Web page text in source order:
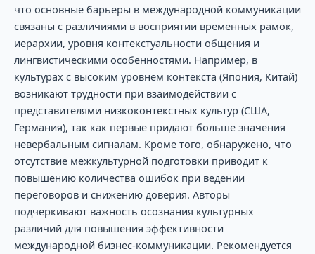
что основные барьеры в международной коммуникации
связаны с различиями в восприятии временных рамок,
иерархии, уровня контекстуальности общения и
лингвистическими особенностями. Например, в
культурах с высоким уровнем контекста (Япония, Китай)
возникают трудности при взаимодействии с
представителями низкоконтекстных культур (США,
Германия), так как первые придают больше значения
невербальным сигналам. Кроме того, обнаружено, что
отсутствие межкультурной подготовки приводит к
повышению количества ошибок при ведении
переговоров и снижению доверия. Авторы
подчеркивают важность осознания культурных
различий для повышения эффективности
международной бизнес-коммуникации. Рекомендуется